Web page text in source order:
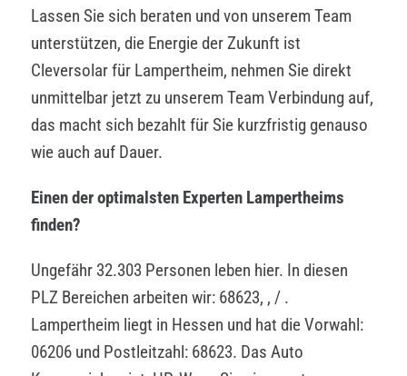
Lassen Sie sich beraten und von unserem Team
unterstützen, die Energie der Zukunft ist
Cleversolar für Lampertheim, nehmen Sie direkt
unmittelbar jetzt zu unserem Team Verbindung auf,
das macht sich bezahlt für Sie kurzfristig genauso
wie auch auf Dauer.
Einen der optimalsten Experten Lampertheims
finden?
Ungefähr 32.303 Personen leben hier. In diesen
PLZ Bereichen arbeiten wir: 68623, , / .
Lampertheim liegt in Hessen und hat die Vorwahl:
06206 und Postleitzahl: 68623. Das Auto